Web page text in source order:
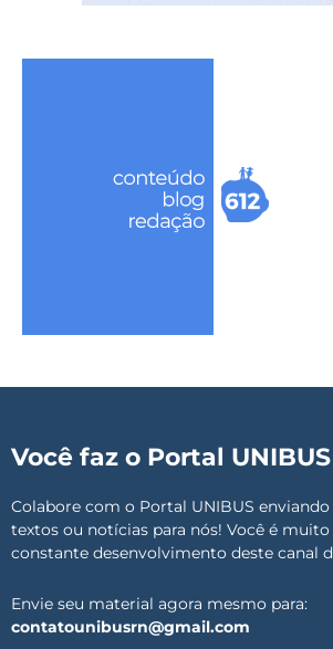
Você faz o Portal UNIBUS
Colabore com o Portal UNIBUS
textos ou notícias para nós! Você é
constante desenvolvimento deste canal
Envie seu material agora mesmo para:
contatounibusrn@gmail.com